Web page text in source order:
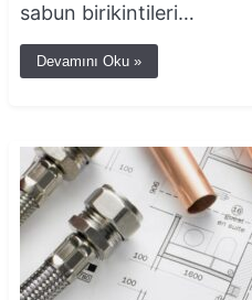
sabun birikintileri…
Devamını Oku »